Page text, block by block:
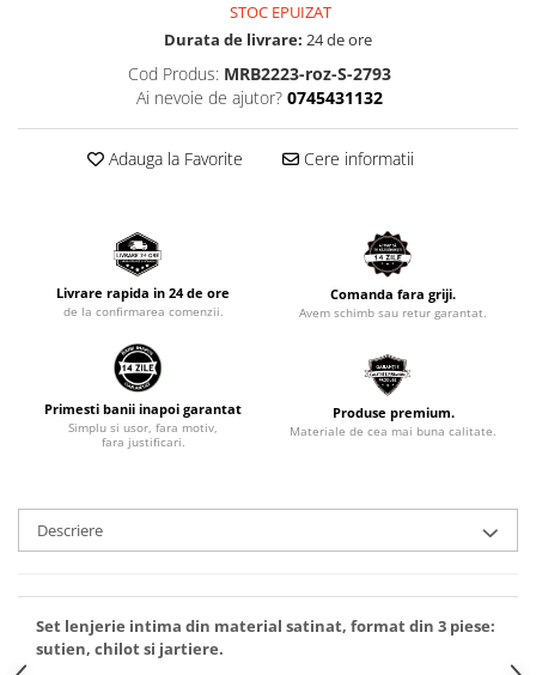
STOC EPUIZAT
Durata de livrare: 24 de ore
Cod Produs: MRB2223-roz-S-2793
Ai nevoie de ajutor? 0745431132
Adauga la Favorite Cere informatii
Livrare rapida in 24 de ore
de la confirmarea comenzii.
Comanda fara griji.
Avem schimb sau retur garantat.
Primesti banii inapoi garantat
Simplu si usor, fara motiv,
fara justificari.
Produse premium.
Materiale de cea mai buna calitate.
Descriere
Set lenjerie intima din material satinat, format din 3 piese:
sutien, chilot si jartiere.